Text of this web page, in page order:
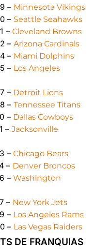
– Minnesota Vikings
– Seattle Seahawks
– Cleveland Browns
– Arizona Cardinals
– Miami Dolphins
– Los Angeles
– Detroit Lions
– Tennessee Titans
– Dallas Cowboys
– Jacksonville
– Chicago Bears
– Denver Broncos
– Washington
– New York Jets
– Los Angeles Rams
– Las Vegas Raiders
DE FRANQUIAS